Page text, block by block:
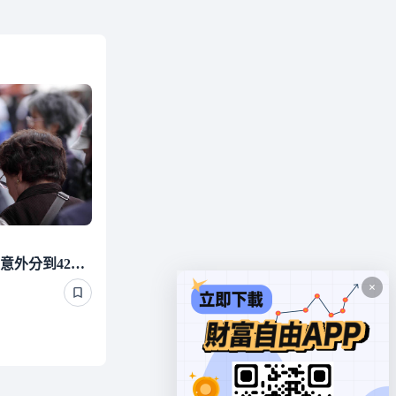
照顧有錢單身長輩 他們竟意外分到4220萬遺產 背後真相曝光了